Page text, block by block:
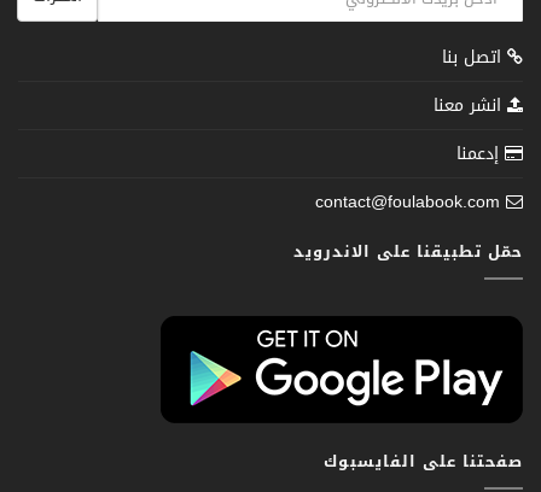
اتصل بنا
انشر معنا
إدعمنا
contact@foulabook.com
حمّل تطبيقنا على الاندرويد
صفحتنا على الفايسبوك